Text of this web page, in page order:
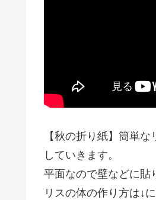
【秋の折り紙】簡単
していきます。
平面なので壁などに貼
リスの体の作り方は↓